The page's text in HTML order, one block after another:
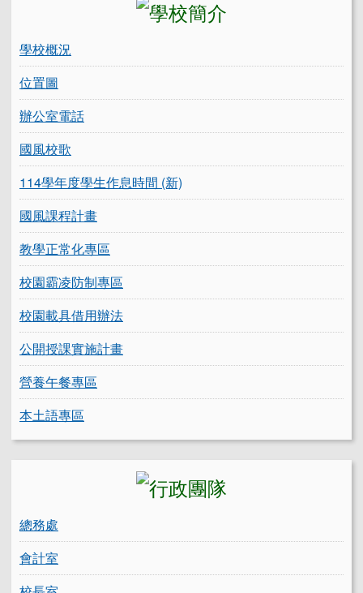
學校概況
位置圖
辦公室電話
國風校歌
114學年度學生作息時間 (新)
國風課程計畫
教學正常化專區
校園霸凌防制專區
校園載具借用辦法
公開授課實施計畫
營養午餐專區
本土語專區
總務處
會計室